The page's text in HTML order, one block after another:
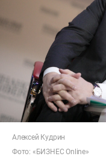
Алексей Кудрин
Фото: «БИЗНЕС Online»